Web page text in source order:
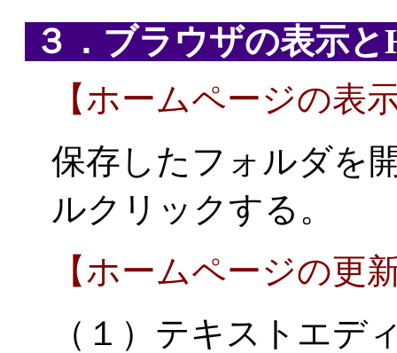
３．ブラウザの表示
【ホームページの表
保存したフォルダを
ルクリックする。
【ホームページの更
（１）テキストエデ